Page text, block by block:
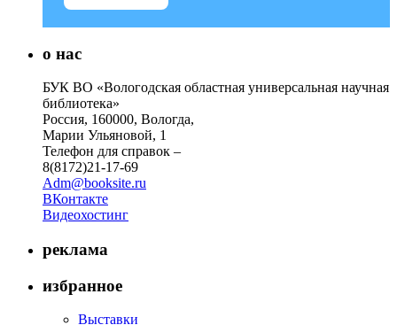
о нас
БУК ВО «Вологодская областная универсальная научная
библиотека»
Россия, 160000, Вологда,
Марии Ульяновой, 1
Телефон для справок –
8(8172)21-17-69
Adm@booksite.ru
ВКонтакте
Видеохостинг
реклама
избранное
Выставки